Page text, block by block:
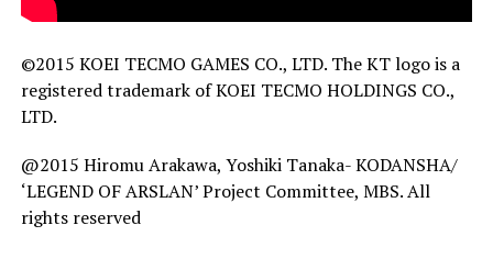
©2015 KOEI TECMO GAMES CO., LTD. The KT logo is a
registered trademark of KOEI TECMO HOLDINGS CO.,
LTD.
@2015 Hiromu Arakawa, Yoshiki Tanaka- KODANSHA/
‘LEGEND OF ARSLAN’ Project Committee, MBS. All
rights reserved